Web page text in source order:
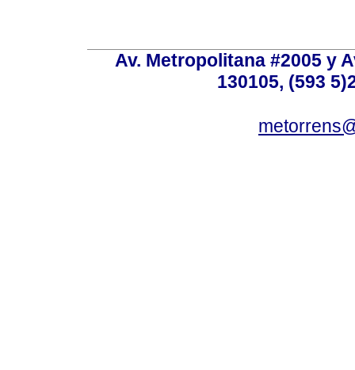
Av. Metropolitana #2005 y
130105, (593